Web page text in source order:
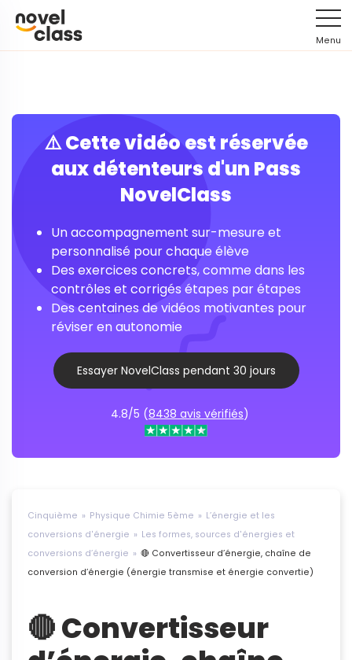
Menu
⚠️ Cette vidéo est réservée
aux détenteurs d'un Pass
NovelClass
Un accompagnement sur-mesure et
personnalisé pour chaque élève
Des exercices concrets, comme dans les
contrôles et corrigés étapes par étapes
Des centaines de vidéos motivantes pour
réviser en autonomie
Essayer NovelClass pendant 30 jours
4.8/5 (8438 avis vérifiés)
Cinquième Physique Chimie 5ème
L’énergie et les
conversions d'énergie
Les formes, sources d'énergies et
conversions d’énergie
🔴 Convertisseur d’énergie, chaîne de
conversion d’énergie (énergie transmise et énergie convertie)
🔴 Convertisseur